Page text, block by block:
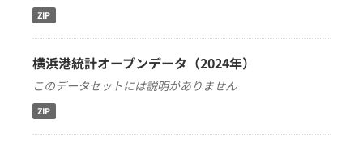
ZIP
横浜港統計オープンデータ（2024年）
このデータセットには説明がありません
ZIP